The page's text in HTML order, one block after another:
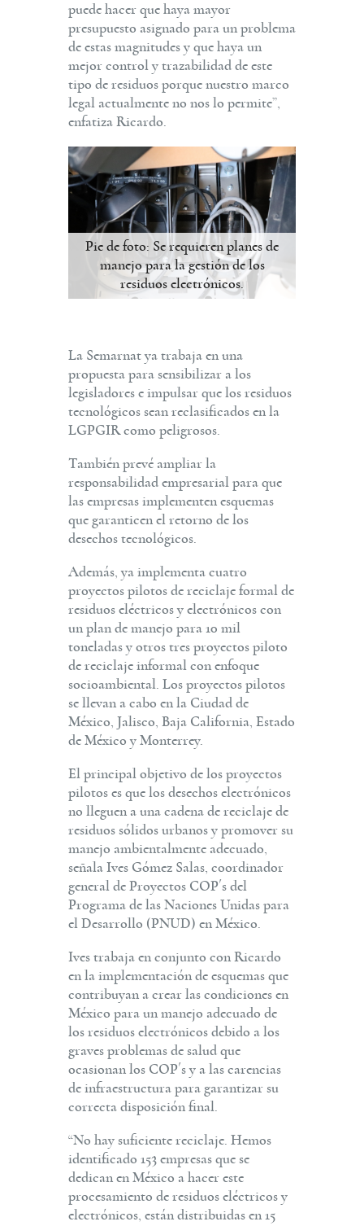
puede hacer que haya mayor
presupuesto asignado para un problema
de estas magnitudes y que haya un
mejor control y trazabilidad de este
tipo de residuos porque nuestro marco
legal actualmente no nos lo permite”,
enfatiza Ricardo.
Pie de foto: Se requieren planes de
manejo para la gestión de los
residuos electrónicos.
La Semarnat ya trabaja en una
propuesta para sensibilizar a los
legisladores e impulsar que los residuos
tecnológicos sean reclasificados en la
LGPGIR como peligrosos.
También prevé ampliar la
responsabilidad empresarial para que
las empresas implementen esquemas
que garanticen el retorno de los
desechos tecnológicos.
Además, ya implementa cuatro
proyectos pilotos de reciclaje formal de
residuos eléctricos y electrónicos con
un plan de manejo para 10 mil
toneladas y otros tres proyectos piloto
de reciclaje informal con enfoque
socioambiental. Los proyectos pilotos
se llevan a cabo en la Ciudad de
México, Jalisco, Baja California, Estado
de México y Monterrey.
El principal objetivo de los proyectos
pilotos es que los desechos electrónicos
no lleguen a una cadena de reciclaje de
residuos sólidos urbanos y promover su
manejo ambientalmente adecuado,
señala Ives Gómez Salas, coordinador
general de Proyectos COP´s del
Programa de las Naciones Unidas para
el Desarrollo (PNUD) en México.
Ives trabaja en conjunto con Ricardo
en la implementación de esquemas que
contribuyan a crear las condiciones en
México para un manejo adecuado de
los residuos electrónicos debido a los
graves problemas de salud que
ocasionan los COP´s y a las carencias
de infraestructura para garantizar su
correcta disposición final.
“No hay suficiente reciclaje. Hemos
identificado 153 empresas que se
dedican en México a hacer este
procesamiento de residuos eléctricos y
electrónicos, están distribuidas en 15